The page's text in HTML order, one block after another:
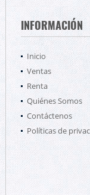
INFORMACIÓN
Inicio
Ventas
Renta
Quiénes Somos
Contáctenos
Políticas de